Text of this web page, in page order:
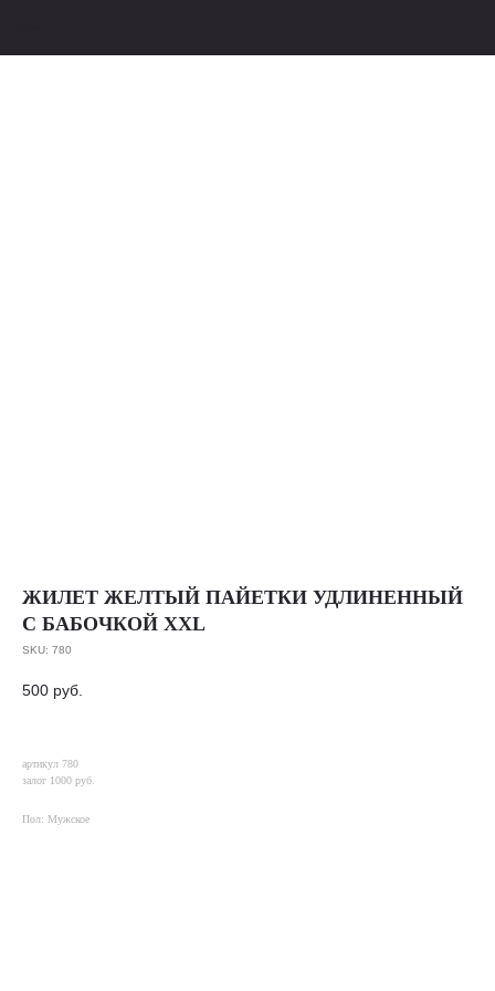
ЖИЛЕТ ЖЕЛТЫЙ ПАЙЕТКИ УДЛИНЕННЫЙ
С БАБОЧКОЙ XXL
SKU: 780
500 руб.
артикул 780
залог 1000 руб.
Пол: Мужское